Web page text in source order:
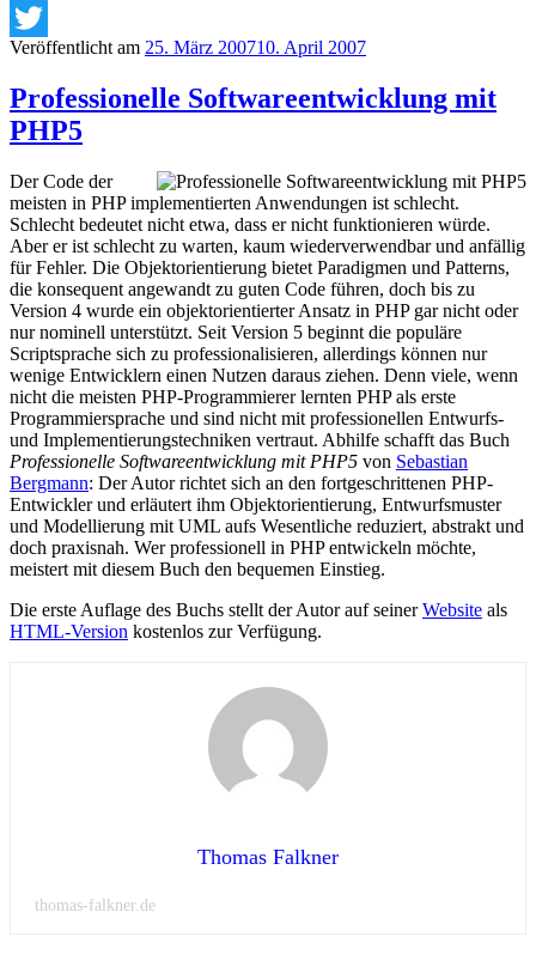
Facebook
Twitter
Veröffentlicht am 25. März 200710. April 2007
Professionelle Softwareentwicklung mit
PHP5
Der Code der
meisten in PHP implementierten Anwendungen ist schlecht.
Schlecht bedeutet nicht etwa, dass er nicht funktionieren würde.
Aber er ist schlecht zu warten, kaum wiederverwendbar und anfällig
für Fehler. Die Objektorientierung bietet Paradigmen und Patterns,
die konsequent angewandt zu guten Code führen, doch bis zu
Version 4 wurde ein objektorientierter Ansatz in PHP gar nicht oder
nur nominell unterstützt. Seit Version 5 beginnt die populäre
Scriptsprache sich zu professionalisieren, allerdings können nur
wenige Entwicklern einen Nutzen daraus ziehen. Denn viele, wenn
nicht die meisten PHP-Programmierer lernten PHP als erste
Programmiersprache und sind nicht mit professionellen Entwurfs-
und Implementierungstechniken vertraut. Abhilfe schafft das Buch
Professionelle Softwareentwicklung mit PHP5 von Sebastian
Bergmann: Der Autor richtet sich an den fortgeschrittenen PHP-
Entwickler und erläutert ihm Objektorientierung, Entwurfsmuster
und Modellierung mit UML aufs Wesentliche reduziert, abstrakt und
doch praxisnah. Wer professionell in PHP entwickeln möchte,
meistert mit diesem Buch den bequemen Einstieg.
Die erste Auflage des Buchs stellt der Autor auf seinerWebsite als
HTML-Version kostenlos zur Verfügung.
Thomas Falkner
thomas-falkner.de